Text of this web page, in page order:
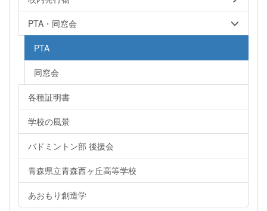
PTA・同窓会
PTA
同窓会
各種証明書
学校の風景
バドミントン部 後援会
青森県立青森西ヶ丘高等学校
あおもり創造学